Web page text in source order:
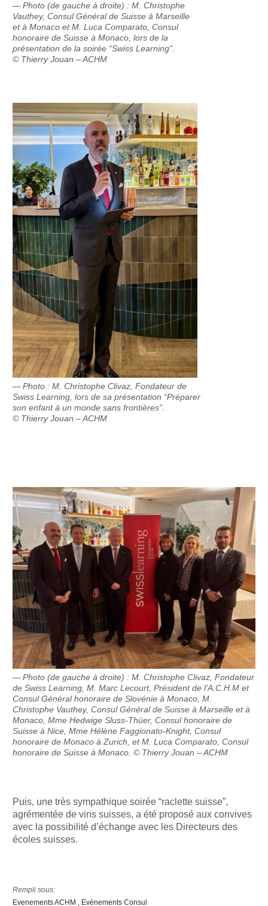
Photo (de gauche à droite) : M. Christophe
Vauthey, Consul Général de Suisse à Marseille
et à Monaco et M. Luca Comparato, Consul
honoraire de Suisse à Monaco, lors de la
présentation de la soirée “Swiss Learning”.
© Thierry Jouan – ACHM
Photo : M. Christophe Clivaz, Fondateur de
Swiss Learning, lors de sa présentation “Préparer
son enfant à un monde sans frontières”.
© Thierry Jouan – ACHM
Photo (de gauche à droite) : M. Christophe Clivaz, Fondateur
de Swiss Learning, M. Marc Lecourt, Président de l’A.C.H.M et
Consul Général honoraire de Slovénie à Monaco, M.
Christophe Vauthey, Consul Général de Suisse à Marseille et à
Monaco, Mme Hedwige Sluss-Thüer, Consul honoraire de
Suisse à Nice, Mme Hélène Faggionato-Knight, Consul
honoraire de Monaco à Zurich, et M. Luca Comparato, Consul
honoraire de Suisse à Monaco. © Thierry Jouan – ACHM
Puis, une très sympathique soirée “raclette suisse”,
agrémentée de vins suisses, a été proposé aux convives
avec la possibilité d’échange avec les Directeurs des
écoles suisses.
Rempli sous:
Evenements ACHM
Evènements Consul